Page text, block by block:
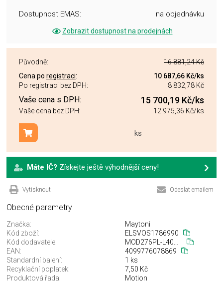
Dostupnost EMAS: na objednávku
Zobrazit dostupnost na prodejnách
Původně:
16 881,24 Kč
Cena po registraci: 10 687,66 Kč/ks
Po registraci bez DPH:
8 832,78 Kč
Vaše cena s DPH: 15 700,19 Kč/ks
Vaše cena bez DPH: 12 975,36 Kč/ks
ks
Přidat do košíku
Máte IČ? Získejte ještě výhodnější ceny!
Vytisknout Odeslat emailem
Obecné parametry
Značka:
Maytoni
Kód zboží:
ELSVOS1786990
Kód dodavatele:
MOD276PL-L40W3K
EAN:
4099776078869
Standardní balení:
1 ks
Recyklační poplatek:
7,50 Kč
Produktová řada:
Motion